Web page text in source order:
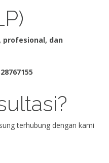
profesional, dan
terhubung dengan kami